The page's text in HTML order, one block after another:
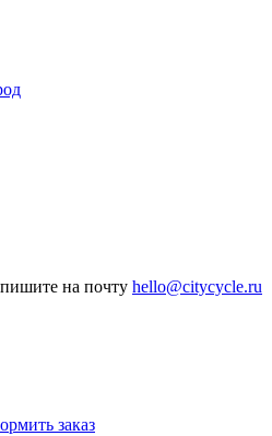
на почту hello@citycycle.ru
заказ